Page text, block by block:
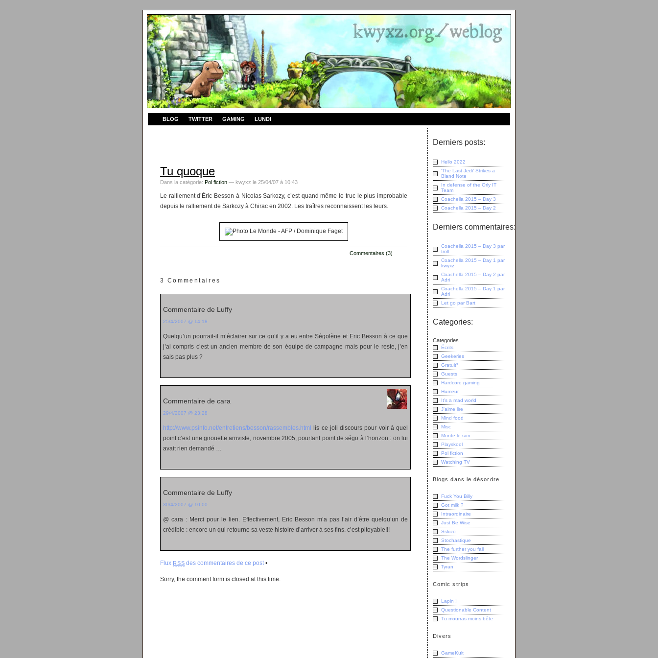
BLOG TWITTER GAMING LUNDI
Tu quoque
Dans la catégorie: Pol fiction — kwyxz le 25/04/07 à 10:43
Le ralliement d’Éric Besson à Nicolas Sarkozy, c’est quand même le truc le plus improbable
depuis le ralliement de Sarkozy à Chirac en 2002. Les traîtres reconnaissent les leurs.
Commentaires (3)
3 Commentaires
Commentaire de Luffy
25/4/2007 @ 14:18
Quelqu’un pourrait-il m’éclairer sur ce qu’il y a eu entre Ségolène et Eric Besson à ce que
j’ai compris c’est un ancien membre de son équipe de campagne mais pour le reste, j’en
sais pas plus ?
Commentaire de cara
29/4/2007 @ 23:28
http://www.psinfo.net/entretiens/besson/rassembles.html
lis ce joli discours pour voir à quel
point c’est une girouette arriviste, novembre 2005, pourtant point de ségo à l’horizon : on lui
avait rien demandé …
Commentaire de Luffy
30/4/2007 @ 10:00
@ cara : Merci pour le lien. Effectivement, Eric Besson m’a pas l’air d’être quelqu’un de
crédible : encore un qui retourne sa veste histoire d’arriver à ses fins. c’est pitoyable!!!
Flux RSS des commentaires de ce post•
Sorry, the comment form is closed at this time.
Derniers posts:
Hello 2022
‘The Last Jedi’ Strikes a
Bland Note
In defense of the Orly IT
Team
Coachella 2015 – Day 3
Coachella 2015 – Day 2
Derniers commentaires:
Coachella 2015 – Day 3 par
troll
Coachella 2015 – Day 1 par
kwyxz
Coachella 2015 – Day 2 par
Adri
Coachella 2015 – Day 1 par
Adri
Let go par Bart
Categories:
Categories
Écrits
Geekeries
Gratuit³
Guests
Hardcore gaming
Humeur
It's a mad world
J'aime lire
Mind food
Misc
Monte le son
Playskool
Pol fiction
Watching TV
Blogs dans le désordre
Fuck You Billy
Got milk ?
Intraordinaire
Just Be Wise
Sskizo
Stochastique
The further you fall
The Wordslinger
Tyran
Comic strips
Lapin !
Questionable Content
Tu mourras moins bête
Divers
GameKult